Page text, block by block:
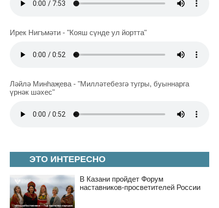
ЭТО ИНТЕРЕСНО
В Казани пройдет Форум
наставников-просветителей России
Ирек Нигъмәти - "Кояш сүнде ул йортта"
Ләйлә Минһаҗева - "Милләтебезгә тугры, буыннарга
үрнәк шәхес"